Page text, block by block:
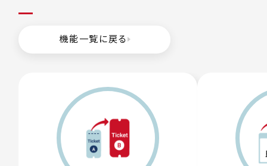
機能一覧に戻る